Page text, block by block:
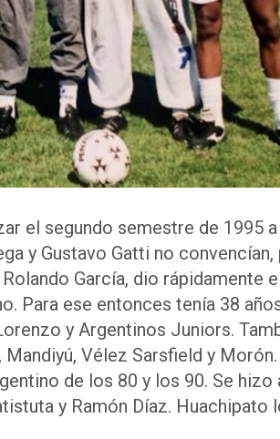
el segundo semestre de 1995 a
y Gustavo Gatti no
García, dio rápidamente
Para ese entonces tenía 38
y Argentinos Juniors.
Vélez Sarsfield y Morón.
de los 80 y los 90. Se hizo
y Ramón Díaz. Huachipato